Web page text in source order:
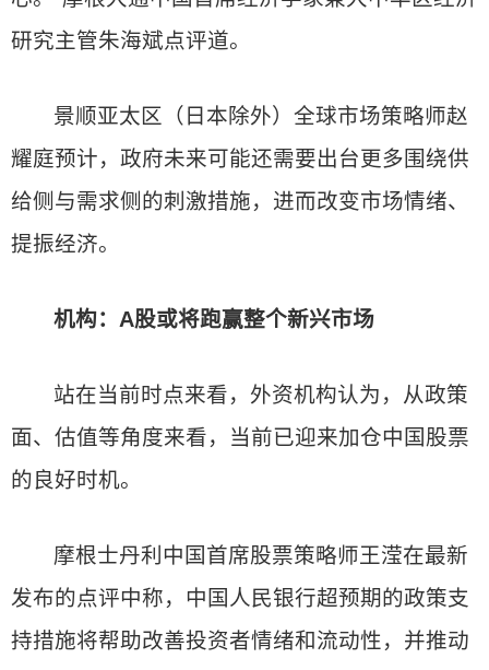
研究主管朱海斌点评道。
景顺亚太区（日本除外）全球市场策略师赵
耀庭预计，政府未来可能还需要出台更多围绕供
给侧与需求侧的刺激措施，进而改变市场情绪、
提振经济。
机构：A股或将跑赢整个新兴市场
站在当前时点来看，外资机构认为，从政策
面、估值等角度来看，当前已迎来加仓中国股票
的良好时机。
摩根士丹利中国首席股票策略师王滢在最新
发布的点评中称，中国人民银行超预期的政策支
持措施将帮助改善投资者情绪和流动性，并推动